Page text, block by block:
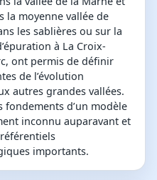
la moyenne vallée de
les sablières ou sur la
à La Croix-
ont permis de définir
de l’évolution
autres grandes vallées.
fondements d’un modèle
inconnu auparavant et
importants.